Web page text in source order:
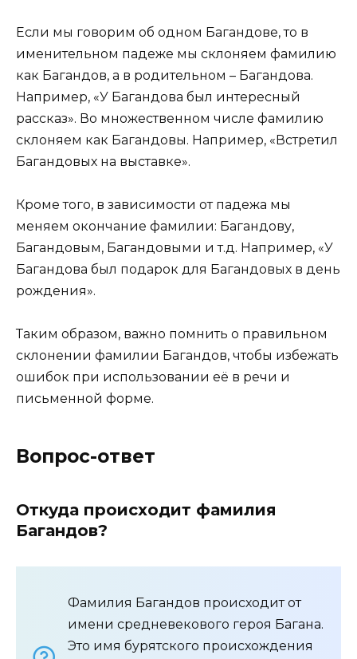
Если мы говорим об одном Багандове, то в
именительном падеже мы склоняем фамилию
как Багандов, а в родительном – Багандова.
Например, «У Багандова был интересный
рассказ». Во множественном числе фамилию
склоняем как Багандовы. Например, «Встретил
Багандовых на выставке».
Кроме того, в зависимости от падежа мы
меняем окончание фамилии: Багандову,
Багандовым, Багандовыми и т.д. Например, «У
Багандова был подарок для Багандовых в день
рождения».
Таким образом, важно помнить о правильном
склонении фамилии Багандов, чтобы избежать
ошибок при использовании её в речи и
письменной форме.
Вопрос-ответ
Откуда происходит фамилия
Багандов?
Фамилия Багандов происходит от
имени средневекового героя Багана.
Это имя бурятского происхождения